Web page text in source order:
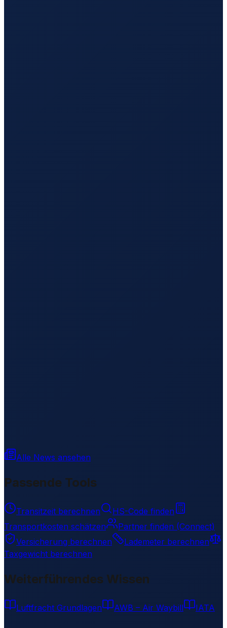
Alle News ansehen
Passende Tools
Transitzeit berechnen
HS-Code finden
Transportkosten schätzen
Partner finden (Connect)
Versicherung berechnen
Lademeter berechnen
Taxgewicht berechnen
Weiterführendes Wissen
Luftfracht Grundlagen AWB – Air Waybill IATA